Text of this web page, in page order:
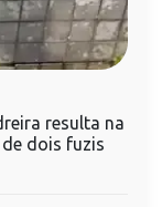
resulta na
dois fuzis